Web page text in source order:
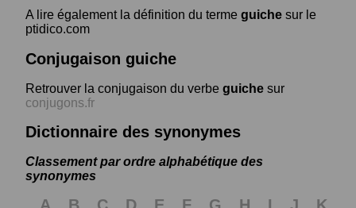
A lire également la définition du terme guiche sur le
ptidico.com
Conjugaison guiche
Retrouver la conjugaison du verbe guiche sur
conjugons.fr
Dictionnaire des synonymes
Classement par ordre alphabétique des
synonymes